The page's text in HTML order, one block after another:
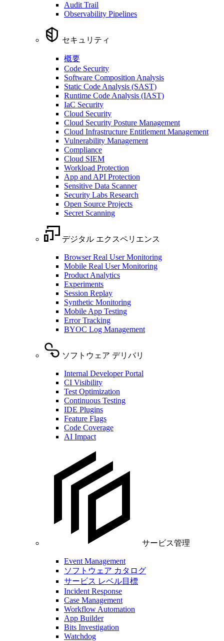
Audit Trail
Observability Pipelines
セキュリティ
概要
Code Security
Software Composition Analysis
Static Code Analysis (SAST)
Runtime Code Analysis (IAST)
IaC Security
Cloud Security
Cloud Security Posture Management
Cloud Infrastructure Entitlement Management
Vulnerability Management
Compliance
Cloud SIEM
Workload Protection
App and API Protection
Sensitive Data Scanner
Security Labs Research
Open Source Projects
Secret Scanning
デジタル エクスペリエンス
Browser Real User Monitoring
Mobile Real User Monitoring
Product Analytics
Experiments
Session Replay
Synthetic Monitoring
Mobile App Testing
Error Tracking
BYOC Log Management
ソフトウェア デリバリ
Internal Developer Portal
CI Visibility
Test Optimization
Continuous Testing
IDE Plugins
Feature Flags
Code Coverage
AI Impact
サービス管理
Event Management
ソフトウェア カタログ
サービス レベル目標
Incident Response
Case Management
Workflow Automation
App Builder
Bits Investigation
Watchdog